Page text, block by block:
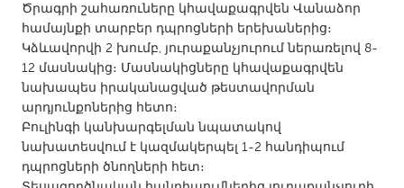
Utrecht
QATAR
Qatar
SINGAPORE
Singapore
Ծրագրի շահառուները կհավաքագրվեն Վանաձոր
համայնքի տարբեր դպրոցների երեխաներից։
Կձևավորվի 2 խումբ, յուրաքանչյուրում ներառելով 8-
12 մասնակից։ Մասնակիցները կհավաքագրվեն
նախապես իրականացված թեստավորման
արդյունքոներից հետո։
Բուլինգի կանխարգելման նպատակով
նախատեսվում է կազմակերպել 1-2 հանդիպում
դպրոցների ծնողների հետ։